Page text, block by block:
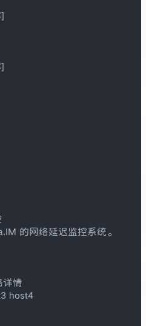
的网络延迟监控系统。
详情
host4